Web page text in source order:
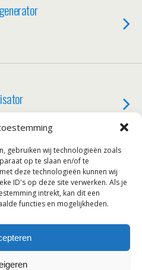
gebruiken wij technologieën zoals
op te slaan en/of te
deze technologieën kunnen wij
ID's op deze site verwerken. Als je
intrekt, kan dit een
functies en mogelijkheden.
naar boven